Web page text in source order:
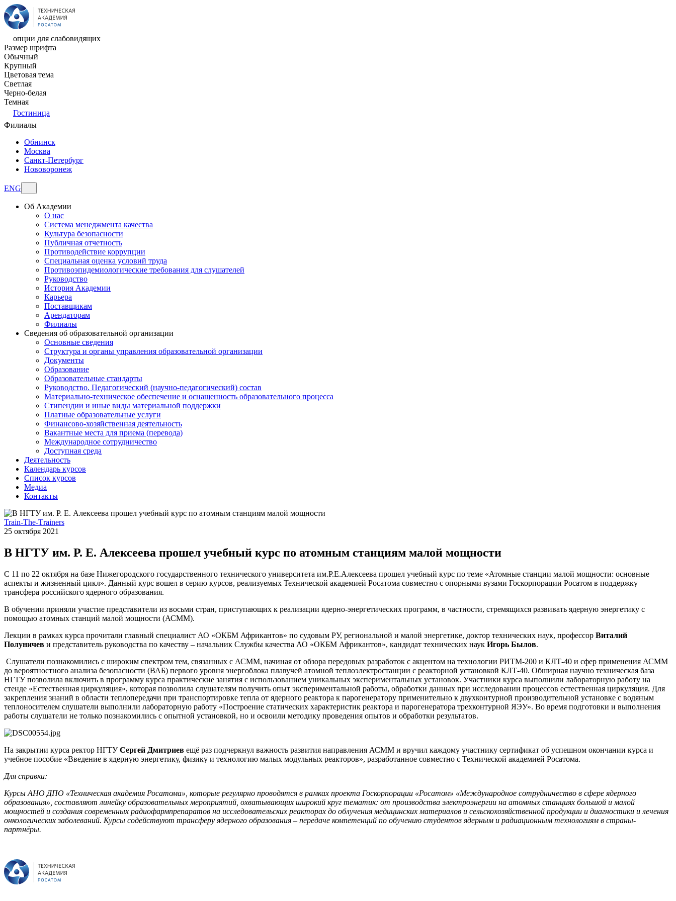
опции для слабовидящих
Размер шрифта
Обычный
Крупный
Цветовая тема
Светлая
Черно-белая
Темная
Гостиница
Филиалы
Обнинск
Москва
Санкт-Петербург
Нововоронеж
ENG
Об Академии
О нас
Система менеджмента качества
Культура безопасности
Публичная отчетность
Противодействие коррупции
Специальная оценка условий труда
Противоэпидемиологические требования для слушателей
Руководство
История Академии
Карьера
Поставщикам
Арендаторам
Филиалы
Сведения об образовательной организации
Основные сведения
Структура и органы управления образовательной организации
Документы
Образование
Образовательные стандарты
Руководство. Педагогический (научно-педагогический) состав
Материально-техническое обеспечение и оснащенность образовательного процесса
Стипендии и иные виды материальной поддержки
Платные образовательные услуги
Финансово-хозяйственная деятельность
Вакантные места для приема (перевода)
Международное сотрудничество
Доступная среда
Деятельность
Календарь курсов
Список курсов
Медиа
Контакты
Train-The-Тrainers
25 октября 2021
В НГТУ им. Р. Е. Алексеева прошел учебный курс по атомным станциям малой мощности
С 11 по 22 октября на базе Нижегородского государственного технического университета им.Р.Е.Алексеева прошел учебный курс по теме «Атомные станции малой мощности: основные
аспекты и жизненный цикл». Данный курс вошел в серию курсов, реализуемых Технической академией Росатома совместно с опорными вузами Госкорпорации Росатом в поддержку
трансфера российского ядерного образования.
В обучении приняли участие представители из восьми стран, приступающих к реализации ядерно-энергетических программ, в частности, стремящихся развивать ядерную энергетику с
помощью атомных станций малой мощности (АСММ).
Лекции в рамках курса прочитали главный специалист АО «ОКБМ Африкантов» по судовым РУ, региональной и малой энергетике, доктор технических наук, профессор Виталий
Полуничев и представитель руководства по качеству – начальник Службы качества АО «ОКБМ Африкантов», кандидат технических наук Игорь Былов.
Слушатели познакомились с широким спектром тем, связанных с АСММ, начиная от обзора передовых разработок с акцентом на технологии РИТМ-200 и КЛТ-40 и сфер применения АСММ
до вероятностного анализа безопасности (ВАБ) первого уровня энергоблока плавучей атомной теплоэлектростанции с реакторной установкой КЛТ-40. Обширная научно техническая база
НГТУ позволила включить в программу курса практические занятия с использованием уникальных экспериментальных установок. Участники курса выполнили лабораторную работу на
стенде «Естественная циркуляция», которая позволила слушателям получить опыт экспериментальной работы, обработки данных при исследовании процессов естественная циркуляция. Для
закрепления знаний в области теплопередачи при транспортировке тепла от ядерного реактора к парогенератору применительно к двухконтурной производительной установке с водяным
теплоносителем слушатели выполнили лабораторную работу «Построение статических характеристик реактора и парогенератора трехконтурной ЯЭУ». Во время подготовки и выполнения
работы слушатели не только познакомились с опытной установкой, но и освоили методику проведения опытов и обработки результатов.
На закрытии курса ректор НГТУСергей Дмитриев ещё раз подчеркнул важность развития направления АСММ и вручил каждому участнику сертификат об успешном окончании курса и
учебное пособие «Введение в ядерную энергетику, физику и технологию малых модульных реакторов», разработанное совместно с Технической академией Росатома.
Для справки:
Курсы АНО ДПО «Техническая академия Росатома», которые регулярно проводятся в рамках проекта Госкорпорации «Росатом» «Международное сотрудничество в сфере ядерного
образования», составляют линейку образовательных мероприятий, охватывающих широкий круг тематик: от производства электроэнергии на атомных станциях большой и малой
мощностей и создания современных радиофармпрепаратов на исследовательских реакторах до облучения медицинских материалов и сельскохозяйственной продукции и диагностики и лечения
онкологических заболеваний. Курсы содействуют трансферу ядерного образования – передаче компетенций по обучению студентов ядерным и радиационным технологиям в страны-
партнёры.